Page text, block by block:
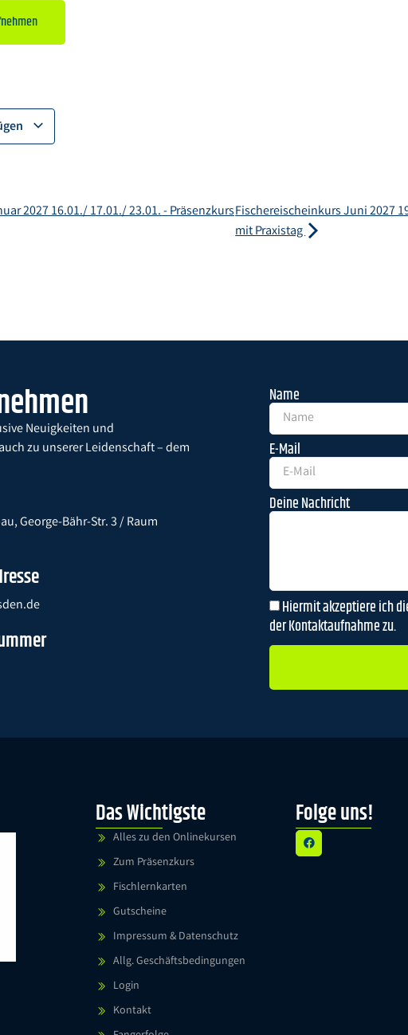
2027 16.01./ 17.01./ 23.01. - PräsenzkursFischereischeinkurs Juni 2027
mit Praxistag
Neuigkeiten und
zu unserer Leidenschaft – dem
George-Bähr-Str. 3 / Raum
Name
E-Mail
Deine Nachricht
Hiermit akzeptiere ich
der Kontaktaufnahme zu.
Das Wichtigste
Alles zu den Onlinekursen
Zum Präsenzkurs
Fischlernkarten
Gutscheine
Impressum & Datenschutz
Allg. Geschäftsbedingungen
Login
Kontakt
Folge uns!